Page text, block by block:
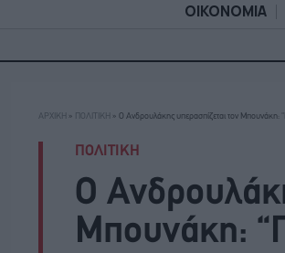
ΟΙΚΟΝΟΜΙΑ
ΑΡΧΙΚΗ » ΠΟΛΙΤΙΚΗ » Ο Ανδρουλάκης υπερασπίζεται τον Μπουνάκη:
ΠΟΛΙΤΙΚΗ
Ο
Μπουνάκη: